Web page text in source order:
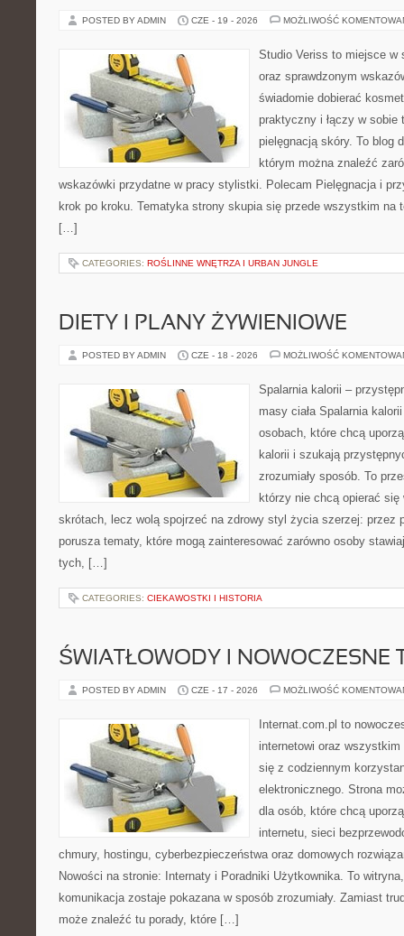
POSTED BY ADMIN CZE - 19 - 2026 MOŻLIWOŚĆ
Studio Veriss to miejsce w
oraz sprawdzonym
świadomie dobierać
praktyczny i łączy w sobie
pielęgnacją skóry. To blog
którym można znaleźć
wskazówki przydatne w pracy stylistki. Polecam Pielęgnacja i
krok po kroku. Tematyka strony skupia się przede wszystkim na
[…]
CATEGORIES: ROŚLINNE WNĘTRZA I URBAN JUNGLE
DIETY I PLANY ŻYWIENIOWE
POSTED BY ADMIN CZE - 18 - 2026 MOŻLIWOŚĆ
Spalarnia kalorii –
masy ciała Spalarnia
osobach, które chcą
kalorii i szukają
zrozumiały sposób. To
którzy nie chcą opierać się
skrótach, lecz wolą spojrzeć na zdrowy styl życia szerzej: przez
porusza tematy, które mogą zainteresować zarówno osoby
tych, […]
CATEGORIES: CIEKAWOSTKI I HISTORIA
ŚWIATŁOWODY I NOWOCZESNE
POSTED BY ADMIN CZE - 17 - 2026 MOŻLIWOŚĆ
Internat.com.pl to
internetowi oraz
się z codziennym
elektronicznego. Strona
dla osób, które chcą
internetu, sieci
chmury, hostingu, cyberbezpieczeństwa oraz domowych
Nowości na stronie: Internaty i Poradniki Użytkownika. To
komunikacja zostaje pokazana w sposób zrozumiały. Zamiast
może znaleźć tu porady, które […]